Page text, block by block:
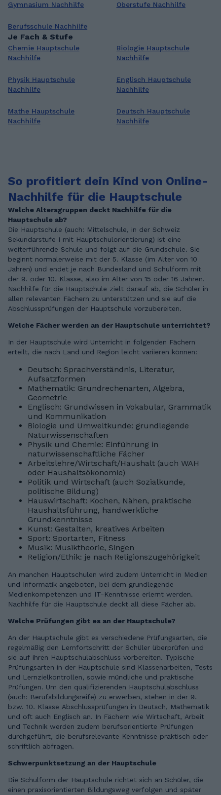
Gymnasium Nachhilfe Oberstufe Nachhilfe
Berufsschule Nachhilfe
Je Fach & Stufe
Chemie Hauptschule
Nachhilfe
Biologie Hauptschule
Nachhilfe
Physik Hauptschule
Nachhilfe
Englisch Hauptschule
Nachhilfe
Mathe Hauptschule
Nachhilfe
Deutsch Hauptschule
Nachhilfe
So profitiert dein Kind von Online-
Nachhilfe für die Hauptschule
Welche Altersgruppen deckt Nachhilfe für die
Hauptschule ab?
Die Hauptschule (auch: Mittelschule, in der Schweiz
Sekundarstufe I mit Hauptschulorientierung) ist eine
weiterführende Schule und folgt auf die Grundschule. Sie
beginnt normalerweise mit der 5. Klasse (im Alter von 10
Jahren) und endet je nach Bundesland und Schulform mit
der 9. oder 10. Klasse, also im Alter von 15 oder 16 Jahren.
Nachhilfe für die Hauptschule zielt darauf ab, die Schüler in
allen relevanten Fächern zu unterstützen und sie auf die
Abschlussprüfungen der Hauptschule vorzubereiten.
Welche Fächer werden an der Hauptschule unterrichtet?
In der Hauptschule wird Unterricht in folgenden Fächern
erteilt, die nach Land und Region leicht variieren können:
Deutsch: Sprachverständnis, Literatur,
Aufsatzformen
Mathematik: Grundrechenarten, Algebra,
Geometrie
Englisch: Grundwissen in Vokabular, Grammatik
und Kommunikation
Biologie und Umweltkunde: grundlegende
Naturwissenschaften
Physik und Chemie: Einführung in
naturwissenschaftliche Fächer
Arbeitslehre/Wirtschaft/Haushalt (auch WAH
oder Haushaltsökonomie)
Politik und Wirtschaft (auch Sozialkunde,
politische Bildung)
Hauswirtschaft: Kochen, Nähen, praktische
Haushaltsführung, handwerkliche
Grundkenntnisse
Kunst: Gestalten, kreatives Arbeiten
Sport: Sportarten, Fitness
Musik: Musiktheorie, Singen
Religion/Ethik: je nach Religionszugehörigkeit
An manchen Hauptschulen wird zudem Unterricht in Medien
und Informatik angeboten, bei dem grundlegende
Medienkompetenzen und IT-Kenntnisse erlernt werden.
Nachhilfe für die Hauptschule deckt all diese Fächer ab.
Welche Prüfungen gibt es an der Hauptschule?
An der Hauptschule gibt es verschiedene Prüfungsarten, die
regelmäßig den Lernfortschritt der Schüler überprüfen und
sie auf ihren Hauptschulabschluss vorbereiten. Typische
Prüfungsarten in der Hauptschule sind Klassenarbeiten, Tests
und Lernzielkontrollen, sowie mündliche und praktische
Prüfungen. Um den qualifizierenden Hauptschulabschluss
(auch: Berufsbildungsreife) zu erwerben, stehen in der 9.
bzw. 10. Klasse Abschlussprüfungen in Deutsch, Mathematik
und oft auch Englisch an. In Fächern wie Wirtschaft, Arbeit
und Technik werden zudem berufsorientierte Prüfungen
durchgeführt, die berufsrelevante Kenntnisse praktisch oder
schriftlich abfragen.
Schwerpunktsetzung an der Hauptschule
Die Schulform der Hauptschule richtet sich an Schüler, die
einen praxisorientierten Bildungsweg verfolgen und später